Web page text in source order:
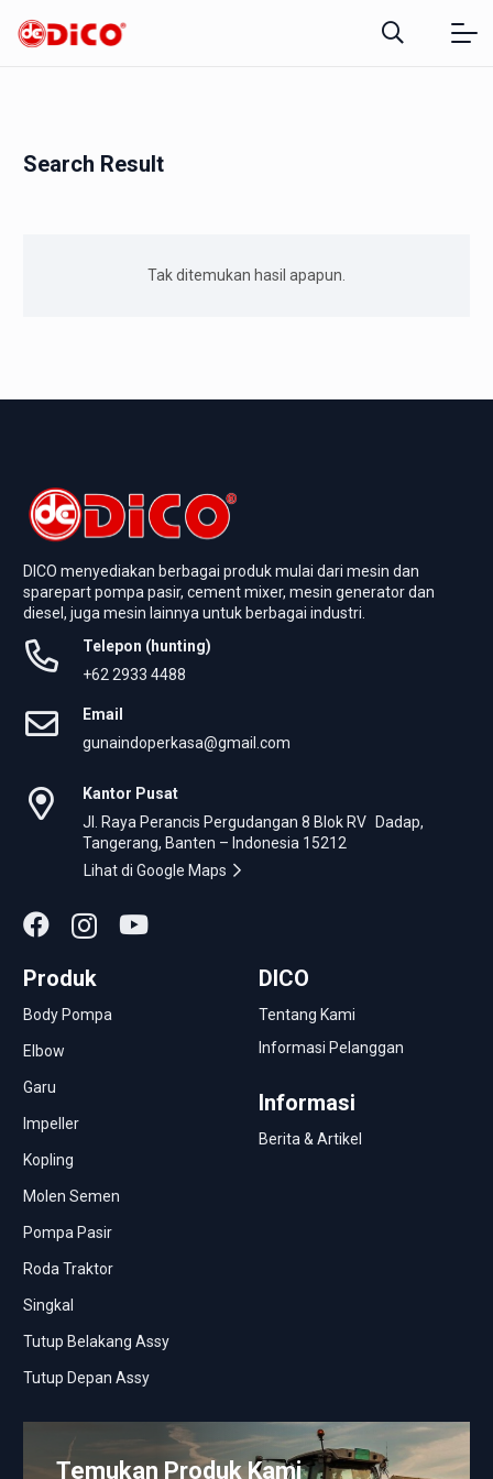
Search Result
Tak ditemukan hasil apapun.
DICO menyediakan berbagai produk mulai dari mesin dan
sparepart pompa pasir, cement mixer, mesin generator dan
diesel, juga mesin lainnya untuk berbagai industri.
Telepon (hunting)
+62 2933 4488
Email
gunaindoperkasa@gmail.com
Kantor Pusat
Jl. Raya Perancis Pergudangan 8 Blok RV Dadap,
Tangerang, Banten – Indonesia 15212
Lihat di Google Maps
Produk
Body Pompa
Elbow
Garu
Impeller
Kopling
Molen Semen
Pompa Pasir
Roda Traktor
Singkal
Tutup Belakang Assy
Tutup Depan Assy
DICO
Tentang Kami
Informasi Pelanggan
Informasi
Berita & Artikel
Temukan Produk Kami